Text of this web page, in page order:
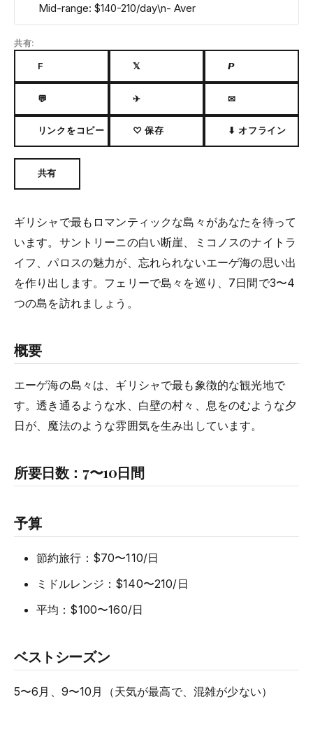
Mid-range: $140-210/day\n- Aver
共有:
F 𝕏 𝙋
💬 ✈ ✉
リンクをコピー ♡ 保存 ⬇ オフライン
共有
ギリシャで最もロマンティックな島々があなたを待って
います。サントリーニの白い断崖、ミコノスのナイトラ
イフ、パロスの魅力が、忘れられないエーゲ海の思い出
を作り出します。フェリーで島々を巡り、7日間で3〜4
つの島を訪れましょう。
概要
エーゲ海の島々は、ギリシャで最も象徴的な観光地で
す。透き通るような水、白壁の村々、息をのむような夕
日が、魔法のような雰囲気を生み出しています。
所要日数：7〜10日間
予算
節約旅行：$70〜110/日
ミドルレンジ：$140〜210/日
平均：$100〜160/日
ベストシーズン
5〜6月、9〜10月（天気が最高で、混雑が少ない）